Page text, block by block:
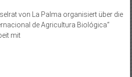
von La Palma organisiert über die
de Agricultura Biológica“
mit